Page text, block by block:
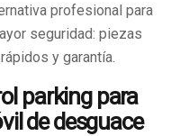
profesional para
seguridad: piezas
y garantía.
parking para
de desguace